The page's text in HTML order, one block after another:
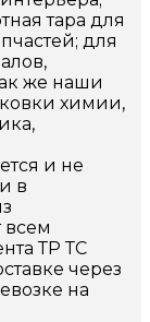
тара для
для
же наши
химии,
и не
в
всем
ТР ТС
через
на